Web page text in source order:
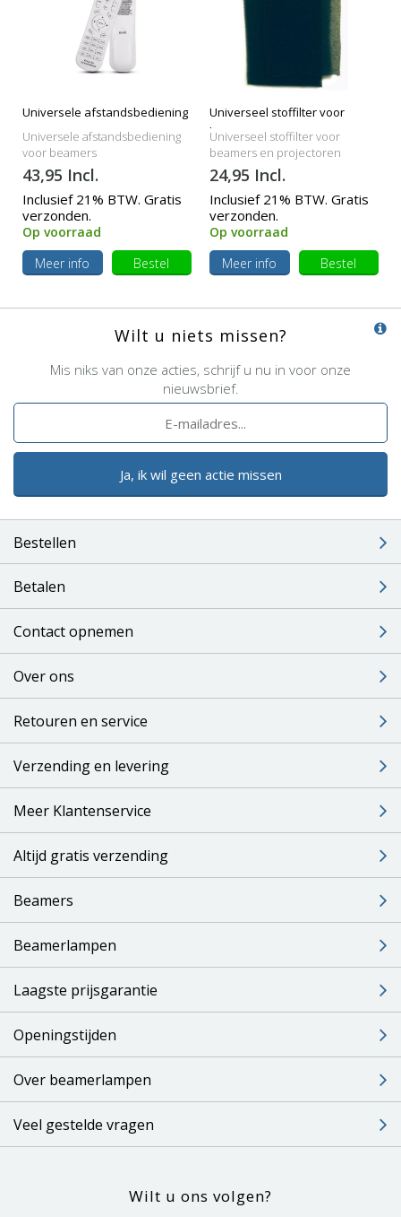
Universele afstandsbediening
Universele afstandsbediening
voor beamers
43,95 Incl.
Inclusief 21% BTW. Gratis
verzonden.
Op voorraad
Meer info
Bestel
Universeel stoffilter voor
beamers
Universeel stoffilter voor
beamers en projectoren
24,95 Incl.
Inclusief 21% BTW. Gratis
verzonden.
Op voorraad
Meer info
Bestel
Wilt u niets missen?
Mis niks van onze acties, schrijf u nu in voor onze
nieuwsbrief.
Ja, ik wil geen actie missen
Bestellen
Betalen
Contact opnemen
Over ons
Retouren en service
Verzending en levering
Meer Klantenservice
Altijd gratis verzending
Beamers
Beamerlampen
Laagste prijsgarantie
Openingstijden
Over beamerlampen
Veel gestelde vragen
Wilt u ons volgen?